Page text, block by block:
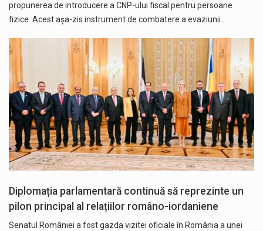
propunerea de introducere a CNP-ului fiscal pentru persoane
fizice. Acest așa-zis instrument de combatere a evaziunii…
Diplomația parlamentară continuă să reprezinte un
pilon principal al relațiilor româno-iordaniene
Senatul României a fost gazda vizitei oficiale în România a unei